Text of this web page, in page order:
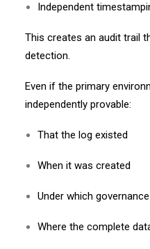
Independent
This creates an audit trail
detection.
Even if the primary
independently provable:
That the log existed
When it was created
Under which
Where the complete